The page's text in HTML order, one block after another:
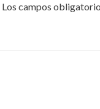
Los campos